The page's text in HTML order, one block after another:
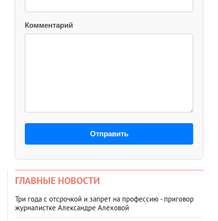
Комментарий
Отправить
ГЛАВНЫЕ НОВОСТИ
Три года с отсрочкой и запрет на профессию - приговор
журналистке Александре Алёховой